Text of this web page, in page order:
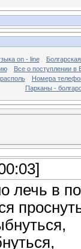
on - line
Все о поступлении в
Номера
Парканы -
лечь в